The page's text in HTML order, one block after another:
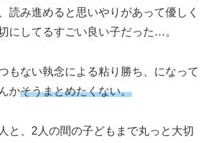
読み進めると思いやりがあって優しく
にしてるすごい良い子だった…。
もない執念による粘り勝ち、になって
かそうまとめたくない。
と、2人の間の子どもまで丸っと大切